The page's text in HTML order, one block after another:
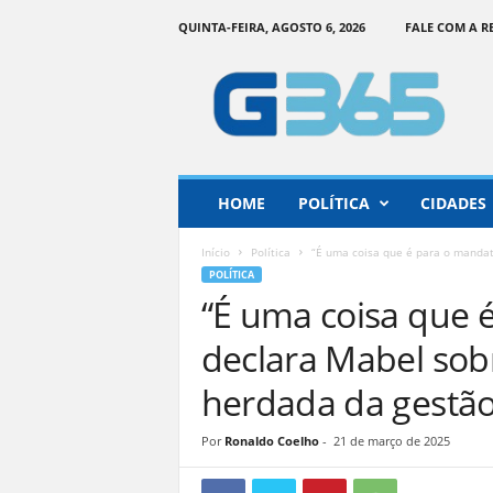
QUINTA-FEIRA, AGOSTO 6, 2026 FALE COM A
o
HOME POLÍTICA CIDADES
Início Política “É uma coisa que é para o
POLÍTICA
“É uma coisa que
declara Mabel
herdada da
Por Ronaldo Coelho- 21 de março de 2025